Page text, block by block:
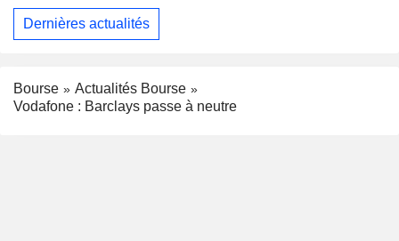
Dernières actualités
Bourse
Actualités Bourse
Vodafone : Barclays passe à neutre